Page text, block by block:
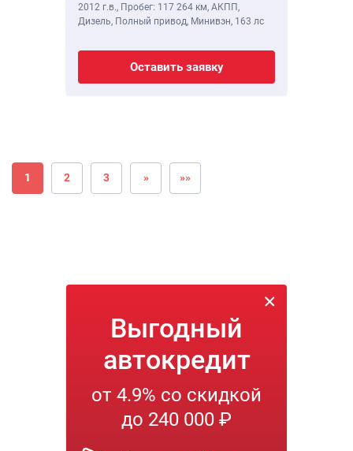
2012 г.в., Пробег: 117 264 км, АКПП,
Дизель, Полный привод, Минивэн, 163 лс
Оставить заявку
1 2 3 » »»
Выгодный
автокредит
от 4.9% со скидкой
до 240 000 ₽